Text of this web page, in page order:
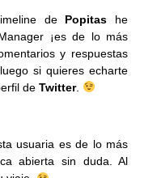
de Popitas he
¡es de lo más
y respuestas
si quieres echarte
de Twitter.
usuaria es de lo más
abierta sin duda. Al